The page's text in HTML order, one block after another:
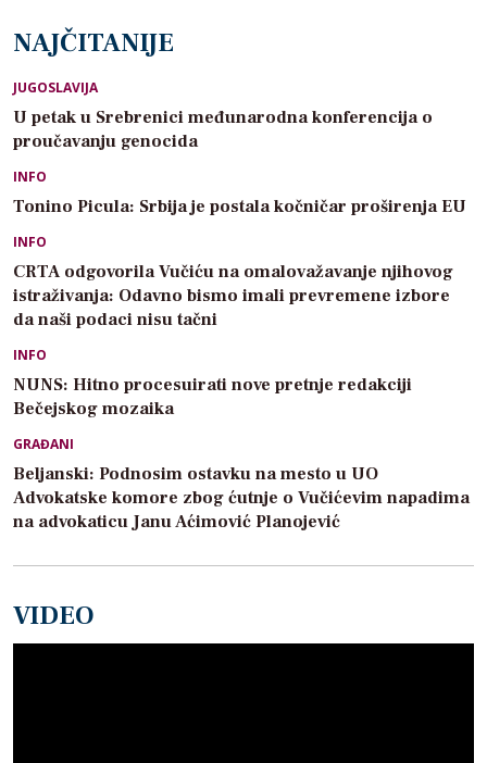
NAJČITANIJE
JUGOSLAVIJA
U petak u Srebrenici međunarodna konferencija o
proučavanju genocida
INFO
Tonino Picula: Srbija je postala kočničar proširenja EU
INFO
CRTA odgovorila Vučiću na omalovažavanje njihovog
istraživanja: Odavno bismo imali prevremene izbore
da naši podaci nisu tačni
INFO
NUNS: Hitno procesuirati nove pretnje redakciji
Bečejskog mozaika
GRAĐANI
Beljanski: Podnosim ostavku na mesto u UO
Advokatske komore zbog ćutnje o Vučićevim napadima
na advokaticu Janu Aćimović Planojević
VIDEO